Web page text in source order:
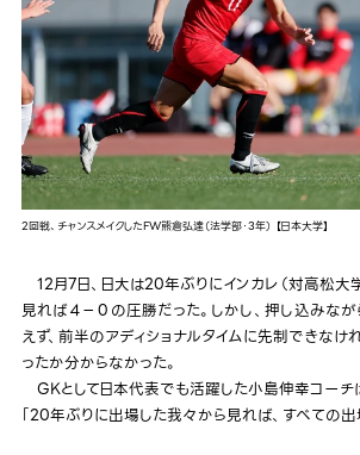
2回戦、チャンスメイクしたFW熊倉弘達（法学部・3年） 【日本大学】
12月7日、日大は20年ぶりにインカレ（対高松大
見れば４－０の圧勝だった。しかし、押し込みな
えず、前半のアディショナルタイムに先制できなけ
ったか分からなかった。
GKとして日本代表でも活躍した小島伸幸コーチ
「20年ぶりに出場した我々から見れば、すべての